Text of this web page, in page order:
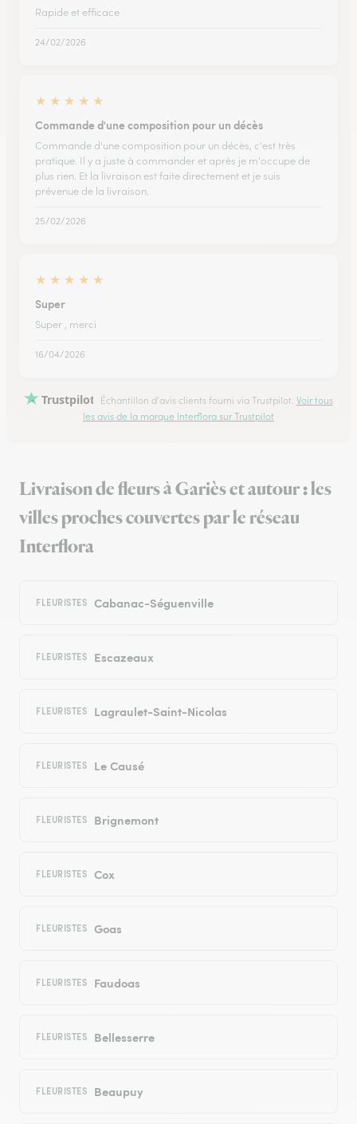
Rapide et efficace
24/02/2026
★ ★ ★ ★ ★
Commande d'une composition pour un décès
Commande d'une composition pour un décès, c'est très
pratique. Il y a juste à commander et après je m'occupe de
plus rien. Et la livraison est faite directement et je suis
prévenue de la livraison.
25/02/2026
★ ★ ★ ★ ★
Super
Super , merci
16/04/2026
Trustpilot Échantillon d'avis clients fourni via Trustpilot. Voir tous
les avis de la marque Interflora sur Trustpilot
Livraison de fleurs à Gariès et autour : les
villes proches couvertes par le réseau
Interflora
FLEURISTES Cabanac-Séguenville
FLEURISTES Escazeaux
FLEURISTES Lagraulet-Saint-Nicolas
FLEURISTES Le Causé
FLEURISTES Brignemont
FLEURISTES Cox
FLEURISTES Goas
FLEURISTES Faudoas
FLEURISTES Bellesserre
FLEURISTES Beaupuy